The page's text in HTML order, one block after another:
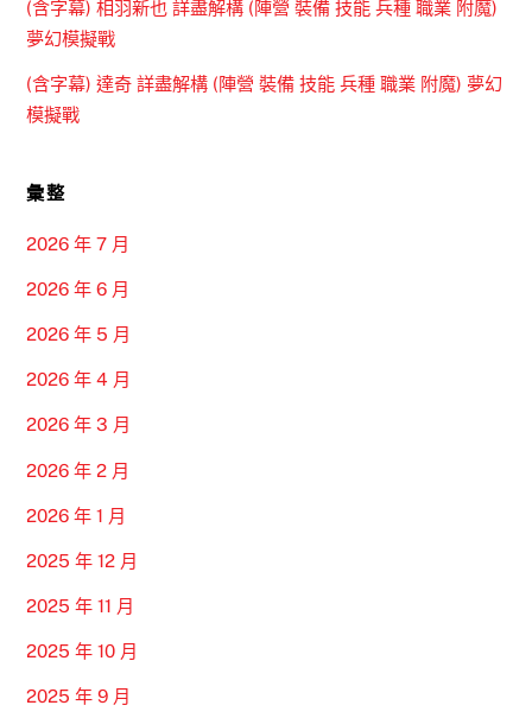
(含字幕) 相羽新也 詳盡解構 (陣營 裝備 技能 兵種 職業 附魔)
夢幻模擬戰
(含字幕) 達奇 詳盡解構 (陣營 裝備 技能 兵種 職業 附魔) 夢幻
模擬戰
彙整
2026 年 7 月
2026 年 6 月
2026 年 5 月
2026 年 4 月
2026 年 3 月
2026 年 2 月
2026 年 1 月
2025 年 12 月
2025 年 11 月
2025 年 10 月
2025 年 9 月